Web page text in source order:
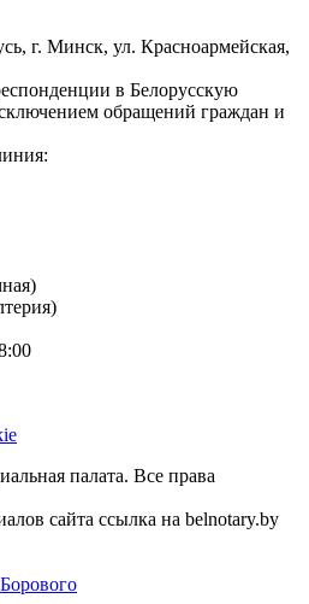
г. Минск, ул. Красноармейская,
в Белорусскую
обращений граждан и
палата. Все права
сайта ссылка на belnotary.by